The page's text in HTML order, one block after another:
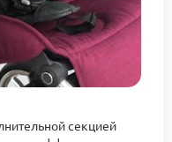
секцией